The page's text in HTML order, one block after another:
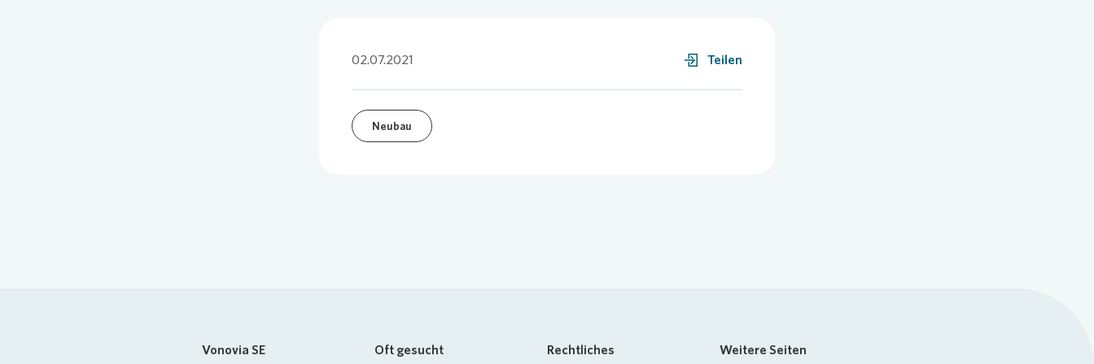
02.07.2021 Teilen
Neubau
Vonovia SE Oft gesucht Rechtliches Weitere Seiten